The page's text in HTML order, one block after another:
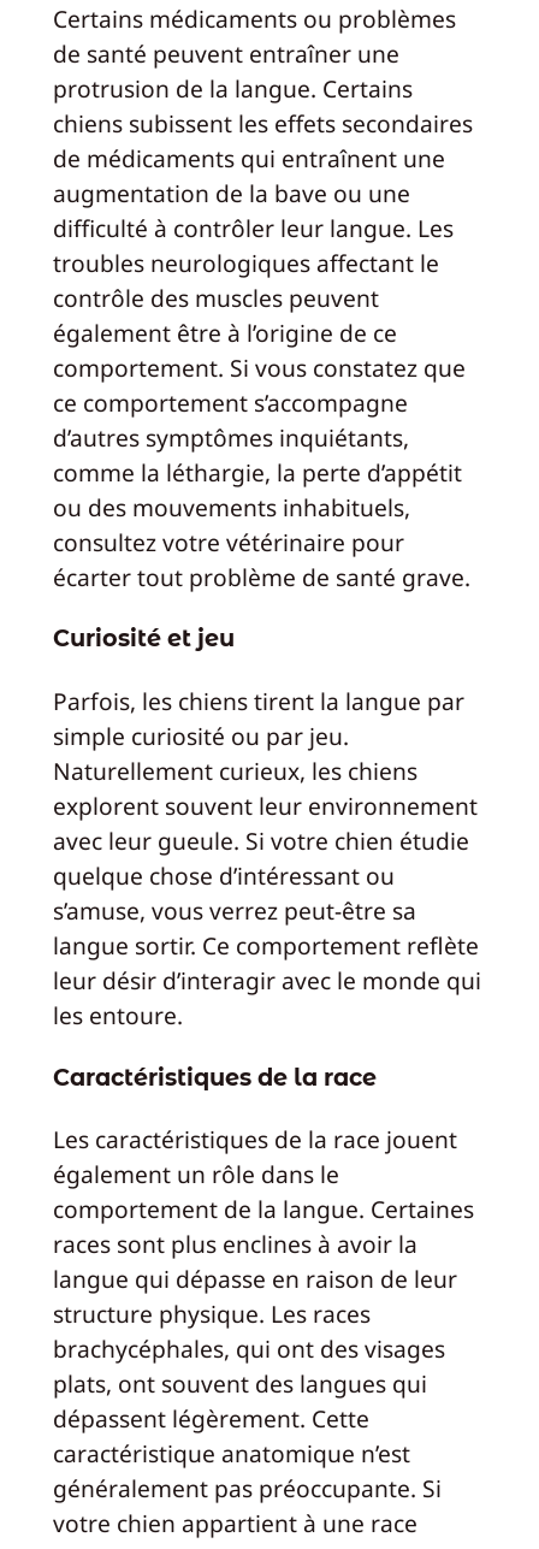
Certains médicaments ou problèmes
de santé peuvent entraîner une
protrusion de la langue. Certains
chiens subissent les effets secondaires
de médicaments qui entraînent une
augmentation de la bave ou une
difficulté à contrôler leur langue. Les
troubles neurologiques affectant le
contrôle des muscles peuvent
également être à l’origine de ce
comportement. Si vous constatez que
ce comportement s’accompagne
d’autres symptômes inquiétants,
comme la léthargie, la perte d’appétit
ou des mouvements inhabituels,
consultez votre vétérinaire pour
écarter tout problème de santé grave.
Curiosité et jeu
Parfois, les chiens tirent la langue par
simple curiosité ou par jeu.
Naturellement curieux, les chiens
explorent souvent leur environnement
avec leur gueule. Si votre chien étudie
quelque chose d’intéressant ou
s’amuse, vous verrez peut-être sa
langue sortir. Ce comportement reflète
leur désir d’interagir avec le monde qui
les entoure.
Caractéristiques de la race
Les caractéristiques de la race jouent
également un rôle dans le
comportement de la langue. Certaines
races sont plus enclines à avoir la
langue qui dépasse en raison de leur
structure physique. Les races
brachycéphales, qui ont des visages
plats, ont souvent des langues qui
dépassent légèrement. Cette
caractéristique anatomique n’est
généralement pas préoccupante. Si
votre chien appartient à une race